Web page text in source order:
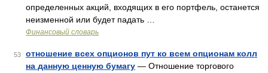
определенных акций, входящих в его портфель, останется
неизменной или будет падать …
Финансовый словарь
53
отношение всех опционов пут ко всем опционам колл
на данную ценную бумагу — Отношение торгового